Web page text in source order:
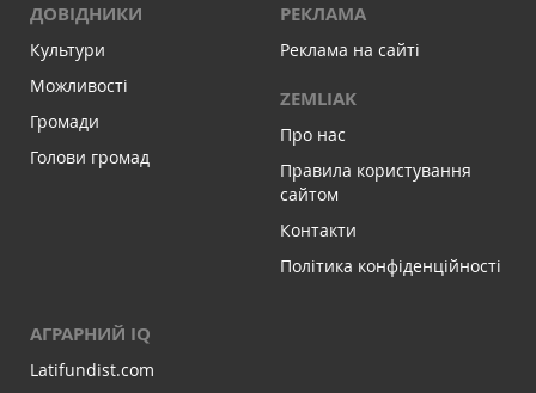
ДОВІДНИКИ
Культури
Можливості
Громади
Голови громад
РЕКЛАМА
Реклама на сайті
ZEMLIAK
Про нас
Правила користування
сайтом
Контакти
Політика конфіденційності
АГРАРНИЙ IQ
Latifundist.com